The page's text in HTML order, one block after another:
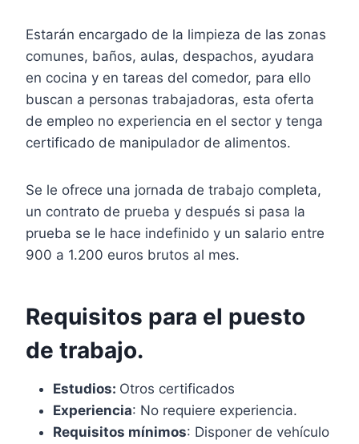
Estarán encargado de la limpieza de las zonas
comunes, baños, aulas, despachos, ayudara
en cocina y en tareas del comedor, para ello
buscan a personas trabajadoras, esta oferta
de empleo no experiencia en el sector y tenga
certificado de manipulador de alimentos.
Se le ofrece una jornada de trabajo completa,
un contrato de prueba y después si pasa la
prueba se le hace indefinido y un salario entre
900 a 1.200 euros brutos al mes.
Requisitos para el puesto
de trabajo.
Estudios: Otros certificados
Experiencia: No requiere experiencia.
Requisitos mínimos: Disponer de vehículo